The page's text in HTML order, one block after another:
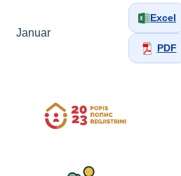
Januar
Excel
PDF